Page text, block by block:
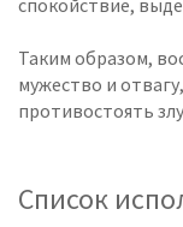
спокойствие,
Таким образом,
мужество и
противостоять
Список